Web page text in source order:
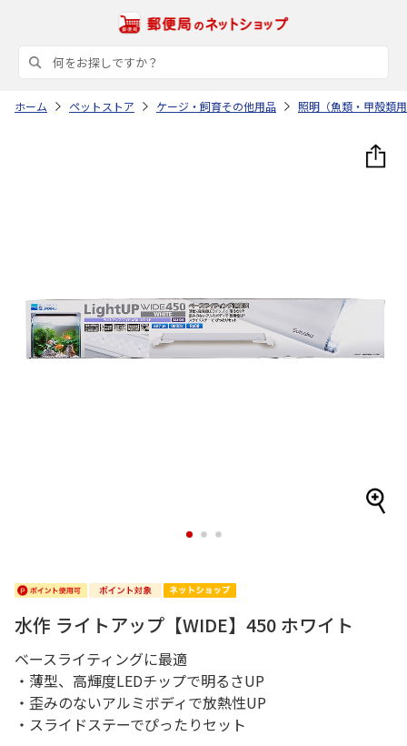
ホーム ペットストア ケージ・飼育その他用品 照明（魚類・甲殻類
1 2 3
水作 ライトアップ【WIDE】450 ホワイト
ベースライティングに最適
・薄型、高輝度LEDチップで明るさUP
・歪みのないアルミボディで放熱性UP
・スライドステーでぴったりセット